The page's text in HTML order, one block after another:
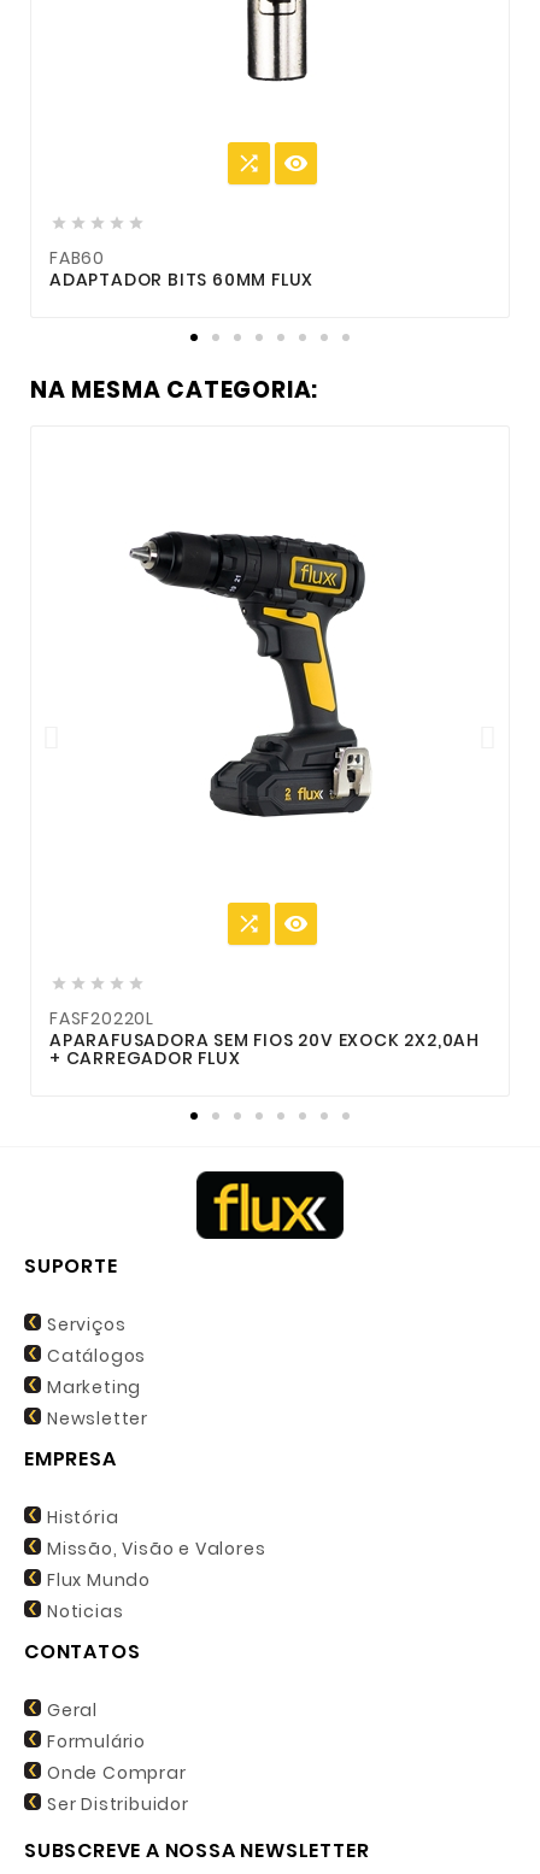
 
    
FAB60
ADAPTADOR BITS 60MM FLUX
NA MESMA CATEGORIA:
 
    
FASF20220L
APARAFUSADORA SEM FIOS 20V EXOCK 2X2,0AH
+ CARREGADOR FLUX
SUPORTE
Serviços
Catálogos
Marketing
Newsletter
EMPRESA
História
Missão, Visão e Valores
Flux Mundo
Noticias
CONTATOS
Geral
Formulário
Onde Comprar
Ser Distribuidor
SUBSCREVE A NOSSA NEWSLETTER